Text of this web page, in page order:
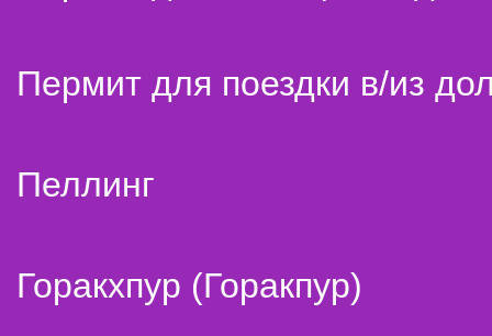
Пермит для поездки в/из
Пеллинг
Горакхпур (Горакпур)